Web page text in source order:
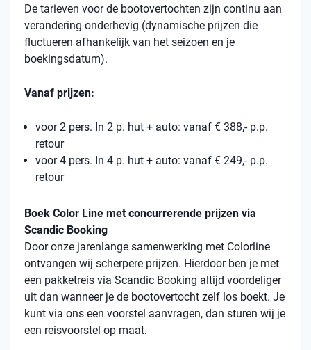
De tarieven voor de bootovertochten zijn continu aan
verandering onderhevig (dynamische prijzen die
fluctueren afhankelijk van het seizoen en je
boekingsdatum).
Vanaf prijzen:
voor 2 pers. In 2 p. hut + auto: vanaf € 388,- p.p.
retour
voor 4 pers. In 4 p. hut + auto: vanaf € 249,- p.p.
retour
Boek Color Line met concurrerende prijzen via
Scandic Booking
Door onze jarenlange samenwerking met Colorline
ontvangen wij scherpere prijzen. Hierdoor ben je met
een pakketreis via Scandic Booking altijd voordeliger
uit dan wanneer je de bootovertocht zelf los boekt. Je
kunt via ons een voorstel aanvragen, dan sturen wij je
een reisvoorstel op maat.